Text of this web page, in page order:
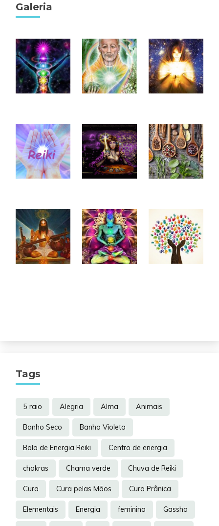
Galeria
Tags
5 raio Alegria Alma Animais
Banho Seco Banho Violeta
Bola de Energia Reiki Centro de energia
chakras Chama verde Chuva de Reiki
Cura Cura pelas Mãos Cura Prânica
Elementais Energia feminina Gassho